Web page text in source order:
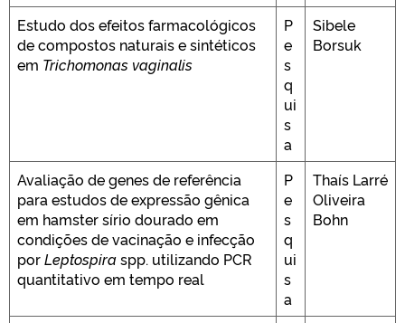
Estudo dos efeitos farmacológicos
de compostos naturais e sintéticos
em Trichomonas vaginalis
P
e
s
q
ui
s
a
Sibele
Borsuk
Avaliação de genes de referência
para estudos de expressão gênica
em hamster sírio dourado em
condições de vacinação e infecção
porLeptospiraspp. utilizando PCR
quantitativo em tempo real
P
e
s
q
ui
s
a
Thaís Larré
Oliveira
Bohn